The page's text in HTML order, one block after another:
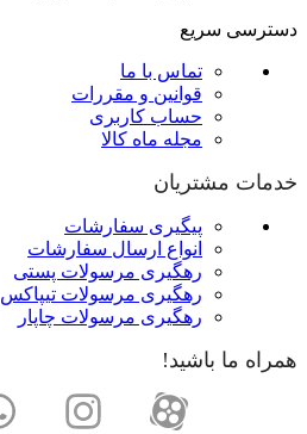
دسترسی سریع
تماس با ما
قوانین و مقررات
حساب کاربری
مجله ماه کالا
خدمات مشتریان
پیگیری سفارشات
انواع ارسال سفارشات
رهگیری مرسولات پستی
رهگیری مرسولات تیپاکس
رهگیری مرسولات چاپار
همراه ما باشید!